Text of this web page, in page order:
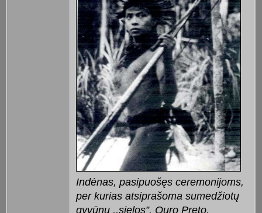
Indėnas, pasipuošęs ceremonijoms,
per kurias atsiprašoma sumedžiotų
gyvūnų ,,sielos”. Ouro Preto,